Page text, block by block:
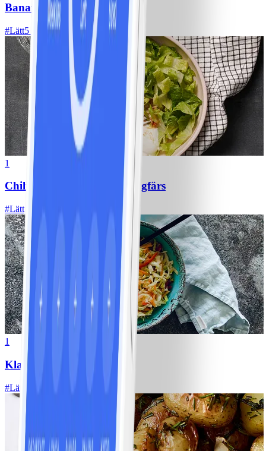
Bananpannkakor
#Lätt5 MIN
1
Chili con carne med kycklingfärs
#Lätt
1
Klassisk vitkålssallad
#Lätt